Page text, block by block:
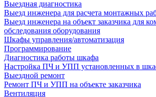
Выездная диагностика
Выезд инженера для расчета монтажных
Выезд инженера на объект заказчика для
обследования оборудования
Шкафы управления/автоматизация
Программирование
Диагностика работы шкафа
Настройка ПЧ и УПП установленных в
Выездной ремонт
Ремонт ПЧ и УПП на объекте заказчика
Вентиляция